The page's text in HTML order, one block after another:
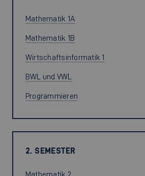
Mathematik 1A
Mathematik 1B
Wirtschaftsinformatik 1
BWL und VWL
Programmieren
2. SEMESTER
Mathematik 2